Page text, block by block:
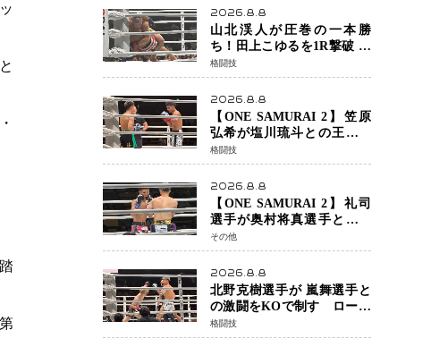
最後まで打ち合うも判定で
チャオに軍配
2026.8.8
山北渓人が圧巻の一本勝
ち！田上こゆるを1R撃破 ケ
ルベロスチョークで存在感
を示す
格闘技
2026.8.8
【ONE SAMURAI 2】笠原
弘希が塩川琉斗との王者対
決を制す 圧力で主導権を握
り判定勝利
格闘技
2026.8.8
【ONE SAMURAI 2】礼司
選手が奥村将真選手との接
戦を制す カウンターと正確
な打撃で判定勝利
その他
2026.8.8
北野克樹選手が 嵐舞選手と
の激闘をKOで制す ローブ
ローが相次ぐ波乱の展開…
涙の勝利「生まれてくる娘
格闘技